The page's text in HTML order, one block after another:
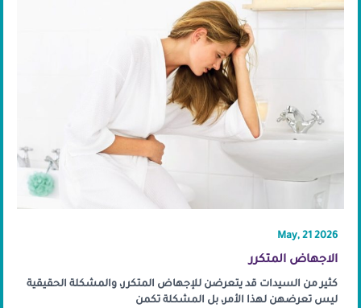
May, 21 2026
الاجهاض المتكرر
كثير من السيدات قد يتعرضن للإجهاض المتكرر، والمشكلة الحقيقية
ليس تعرضهن لهذا الأمر، بل المشكلة تكمن